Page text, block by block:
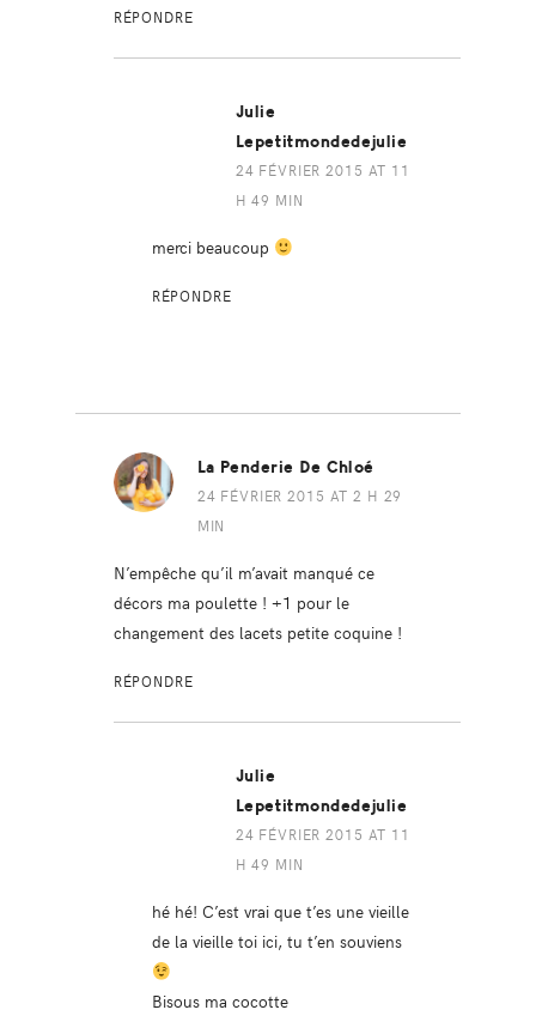
RÉPONDRE
Julie
Lepetitmondedejulie
24 FÉVRIER 2015 AT 11
H 49 MIN
merci beaucoup
RÉPONDRE
La Penderie De Chloé
24 FÉVRIER 2015 AT 2 H 29
MIN
N’empêche qu’il m’avait manqué ce
décors ma poulette ! +1 pour le
changement des lacets petite coquine !
RÉPONDRE
Julie
Lepetitmondedejulie
24 FÉVRIER 2015 AT 11
H 49 MIN
hé hé! C’est vrai que t’es une vieille
de la vieille toi ici, tu t’en souviens
Bisous ma cocotte